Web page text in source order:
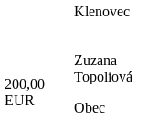
Klenovec
200,00
EUR
Zuzana
Topoliová
Obec